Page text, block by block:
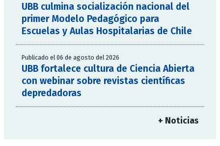
UBB culmina socialización nacional del
primer Modelo Pedagógico para
Escuelas y Aulas Hospitalarias de Chile
Publicado el 06 de agosto del 2026
UBB fortalece cultura de Ciencia Abierta
con webinar sobre revistas científicas
depredadoras
+ Noticias